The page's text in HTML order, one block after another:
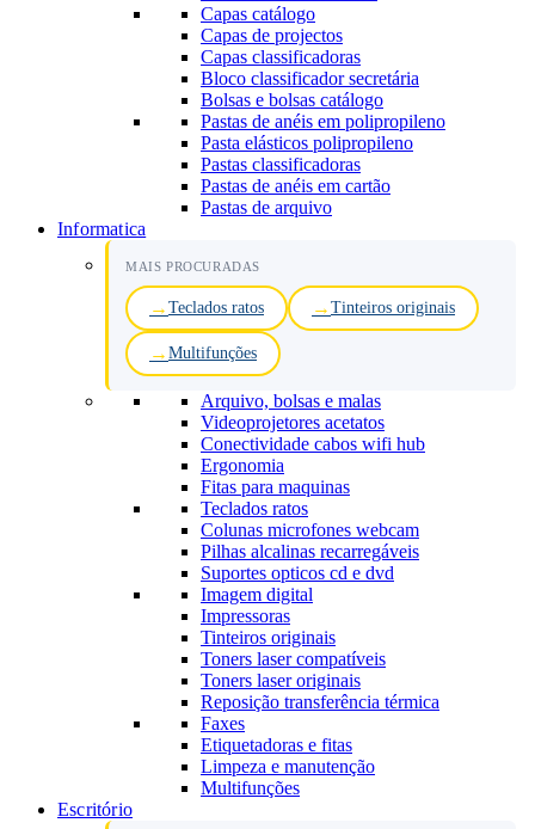
Capas catálogo
Capas de projectos
Capas classificadoras
Bloco classificador secretária
Bolsas e bolsas catálogo
Pastas de anéis em polipropileno
Pasta elásticos polipropileno
Pastas classificadoras
Pastas de anéis em cartão
Pastas de arquivo
Informatica
MAIS PROCURADAS
Teclados ratos Tinteiros originais
Multifunções
Arquivo, bolsas e malas
Videoprojetores acetatos
Conectividade cabos wifi hub
Ergonomia
Fitas para maquinas
Teclados ratos
Colunas microfones webcam
Pilhas alcalinas recarregáveis
Suportes opticos cd e dvd
Imagem digital
Impressoras
Tinteiros originais
Toners laser compatíveis
Toners laser originais
Reposição transferência térmica
Faxes
Etiquetadoras e fitas
Limpeza e manutenção
Multifunções
Escritório